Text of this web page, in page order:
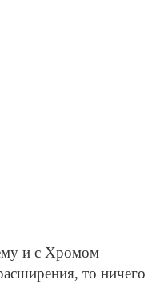
и с Хромом —
то ничего